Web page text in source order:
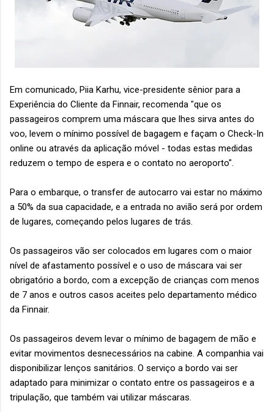
Em comunicado, Piia Karhu, vice-presidente sênior para a
Experiência do Cliente da Finnair, recomenda "que os
passageiros comprem uma máscara que lhes sirva antes do
voo, levem o mínimo possível de bagagem e façam o Check-In
online ou através da aplicação móvel - todas estas medidas
reduzem o tempo de espera e o contato no aeroporto".
Para o embarque, o transfer de autocarro vai estar no máximo
a 50% da sua capacidade, e a entrada no avião será por ordem
de lugares, começando pelos lugares de trás.
Os passageiros vão ser colocados em lugares com o maior
nível de afastamento possível e o uso de máscara vai ser
obrigatório a bordo, com a excepção de crianças com menos
de 7 anos e outros casos aceites pelo departamento médico
da Finnair.
Os passageiros devem levar o mínimo de bagagem de mão e
evitar movimentos desnecessários na cabine. A companhia vai
disponibilizar lenços sanitários. O serviço a bordo vai ser
adaptado para minimizar o contato entre os passageiros e a
tripulação, que também vai utilizar máscaras.